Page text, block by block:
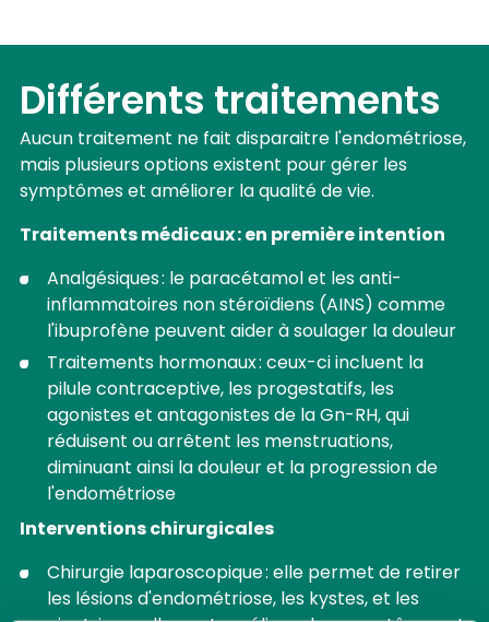
Différents traitements
Aucun traitement ne fait disparaitre l'endométriose,
mais plusieurs options existent pour gérer les
symptômes et améliorer la qualité de vie.
Traitements médicaux : en première intention
Analgésiques : le paracétamol et les anti-
inflammatoires non stéroïdiens (AINS) comme
l'ibuprofène peuvent aider à soulager la douleur
Traitements hormonaux : ceux-ci incluent la
pilule contraceptive, les progestatifs, les
agonistes et antagonistes de la Gn-RH, qui
réduisent ou arrêtent les menstruations,
diminuant ainsi la douleur et la progression de
l'endométriose
Interventions chirurgicales
Chirurgie laparoscopique : elle permet de retirer
les lésions d'endométriose, les kystes, et les